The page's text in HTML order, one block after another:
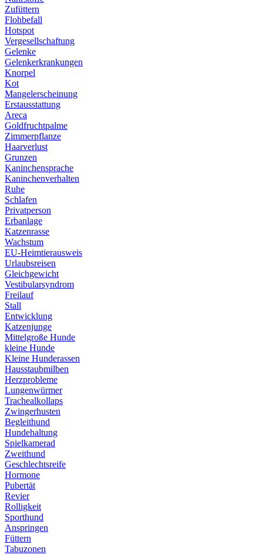
Zufüttern
Flohbefall
Hotspot
Vergesellschaftung
Gelenke
Gelenkerkrankungen
Knorpel
Kot
Mangelerscheinung
Erstausstattung
Areca
Goldfruchtpalme
Zimmerpflanze
Haarverlust
Grunzen
Kaninchensprache
Kaninchenverhalten
Ruhe
Schlafen
Privatperson
Erbanlage
Katzenrasse
Wachstum
EU-Heimtierausweis
Urlaubsreisen
Gleichgewicht
Vestibularsyndrom
Freilauf
Stall
Entwicklung
Katzenjunge
Mittelgroße Hunde
kleine Hunde
Kleine Hunderassen
Hausstaubmilben
Herzprobleme
Lungenwürmer
Trachealkollaps
Zwingerhusten
Begleithund
Hundehaltung
Spielkamerad
Zweithund
Geschlechtsreife
Hormone
Pubertät
Revier
Rolligkeit
Sporthund
Anspringen
Füttern
Tabuzonen